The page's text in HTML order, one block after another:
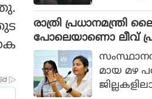
മൊഹ്സിന്‍
സേനാ
മാര്‍ഷല്‍
യാളായി
രാത്രി പ്രധാനമന്ത്രി
പോലെയാണൊ ലീവ്
ത്, എറണാകുളം ജില്ലാ
ക്കെതിരെ വിമർശനം
മായ മഴ